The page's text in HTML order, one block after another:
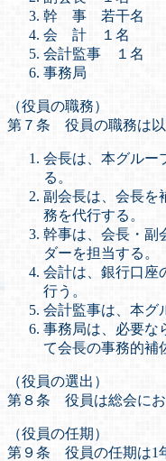
幹 事 若干名
会 計 １名
会計監事 １名
事務局
（役員の職務）
第７条 役員の職務は以
会長は、本グルー
る。
副会長は、会長を
務を代行する。
幹事は、会長・副
ダーを担当する。
会計は、銀行口座
行う。
会計監事は、本グ
事務局は、必要な
て会長の事務的補
（役員の選出）
第８条 役員は総会にお
（役員の任期）
第９条 役員の任期は1